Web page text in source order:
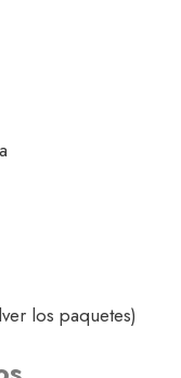
los paquetes)